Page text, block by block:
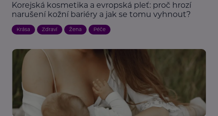
Korejská kosmetika a evropská pleť: proč hrozí
narušení kožní bariéry a jak se tomu vyhnout?
Krása Zdraví Žena Péče